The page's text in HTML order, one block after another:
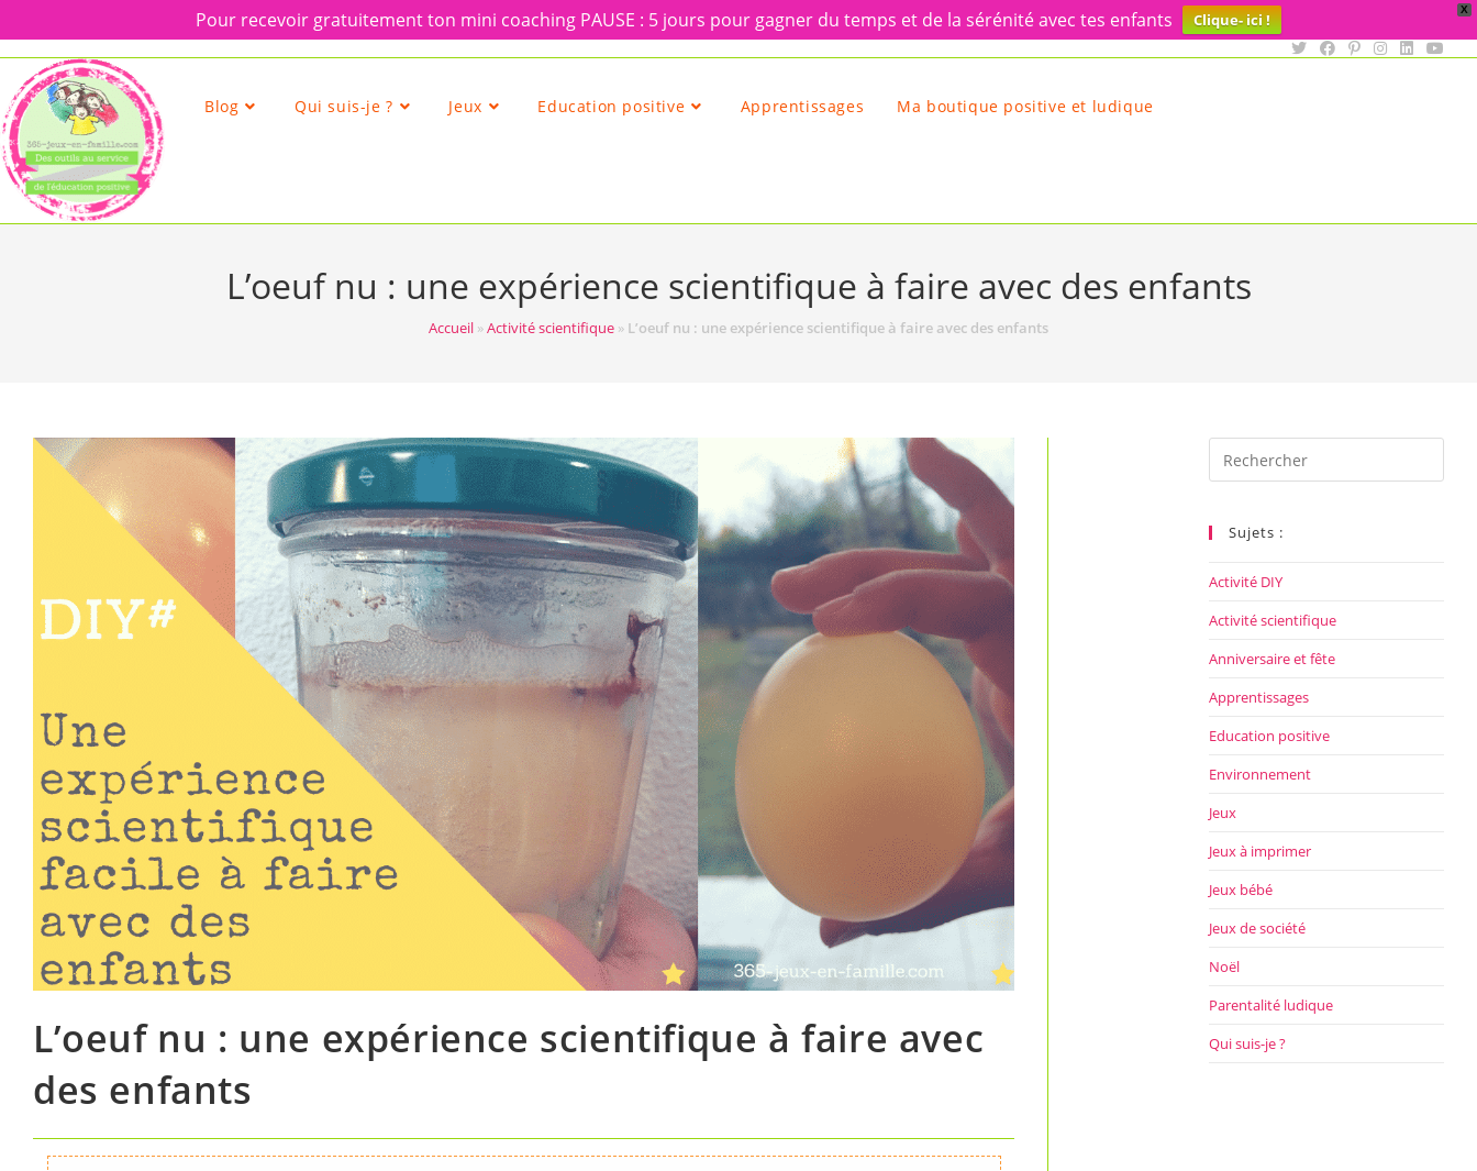
X
Pour recevoir gratuitement ton mini coaching PAUSE : 5 jours pour gagner du temps et de la sérénité avec tes enfants Clique- ici !
content
Blog Qui suis-je ? Jeux Education positive Apprentissages Ma boutique positive et ludique
L’oeuf nu : une expérience scientifique à faire avec des enfants
Accueil »Activité scientifique » L’oeuf nu : une expérience scientifique à faire avec des enfants
L’oeuf nu : une expérience scientifique à faire avec
des enfants
Rechercher
sur
siteSujets :
Activité DIY
Activité scientifique
Anniversaire et fête
Apprentissages
Education positive
Environnement
Jeux
Jeux à imprimer
Jeux bébé
Jeux de société
Noël
Parentalité ludique
Qui suis-je ?